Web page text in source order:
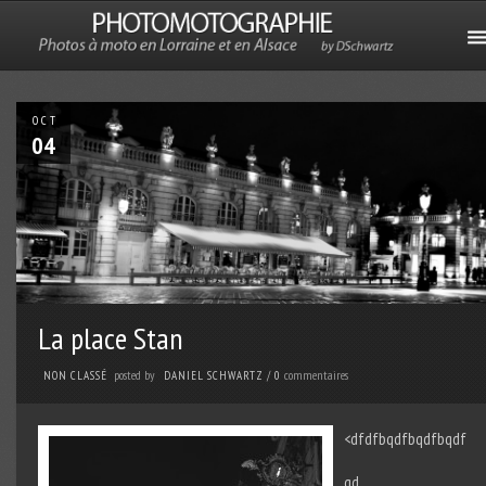
OCT
04
La place Stan
NON CLASSÉ posted by DANIEL SCHWARTZ / 0 commentaires
<dfdfbqdfbqdfbqdf